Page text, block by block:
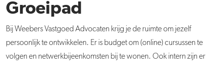
Groeipad
Bij Weebers Vastgoed Advocaten krijg je de ruimte om jezelf
persoonlijk te ontwikkelen. Er is budget om (online) cursussen te
volgen en netwerkbijeenkomsten bij te wonen. Ook intern zijn er